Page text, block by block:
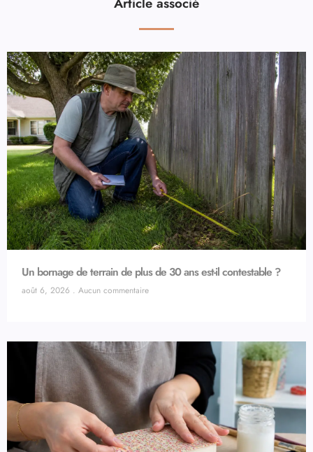
Un bornage de terrain de plus de 30 ans est-il contestable ?
août 6, 2026 Aucun commentaire